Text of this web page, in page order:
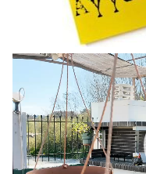
Πρόγραμμα
Αναπαραγωγής
Βίντεο